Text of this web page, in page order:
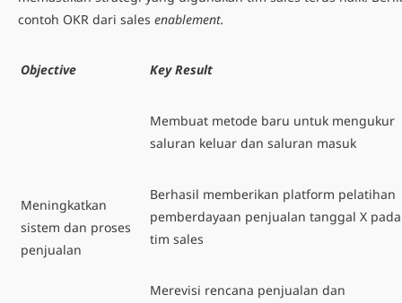
contoh OKR dari sales enablement.
Objective Key Result
Meningkatkan
sistem dan proses
penjualan
Membuat metode baru untuk mengukur
saluran keluar dan saluran masuk
Berhasil memberikan platform pelatihan
pemberdayaan penjualan tanggal X pada
tim sales
Merevisi rencana penjualan dan